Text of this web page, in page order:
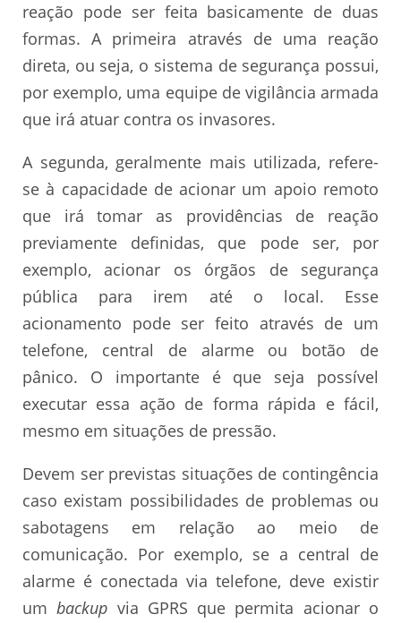
reação pode ser feita basicamente de duas
formas. A primeira através de uma reação
direta, ou seja, o sistema de segurança possui,
por exemplo, uma equipe de vigilância armada
que irá atuar contra os invasores.
A segunda, geralmente mais utilizada, refere-
se à capacidade de acionar um apoio remoto
que irá tomar as providências de reação
previamente definidas, que pode ser, por
exemplo, acionar os órgãos de segurança
pública para irem até o local. Esse
acionamento pode ser feito através de um
telefone, central de alarme ou botão de
pânico. O importante é que seja possível
executar essa ação de forma rápida e fácil,
mesmo em situações de pressão.
Devem ser previstas situações de contingência
caso existam possibilidades de problemas ou
sabotagens em relação ao meio de
comunicação. Por exemplo, se a central de
alarme é conectada via telefone, deve existir
umbackup via GPRS que permita acionar o